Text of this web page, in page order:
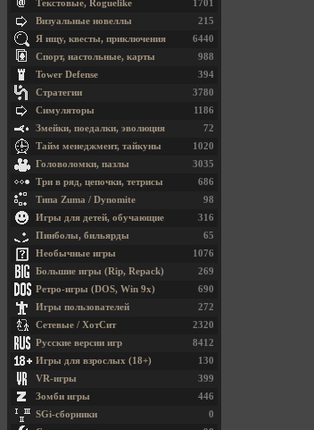
1701
Текстовые, Roguelike
215
Визуальные новеллы
6440
Я ищу, квесты, приключения
988
Спорт, настольные, карты
394
Tower Defense
3780
Стратегии
1186
Симуляторы
72
Змейки, поедалки, эволюция
1020
Тайм менеджмент, тайкуны
3035
Головоломки, пазлы
686
Три в ряд, цепочки, тетрисы
98
Типа Zuma / Dynomite
316
Игры для детей, обучающие
65
Пинболы, бильярды
1076
Необычные игры
269
Большие игры (Rip, Repack)
690
Ретро-игры (DOS, Win 9x)
272
Игры пользователей
2320
Сетевые / ХотСит
8412
Русские версии игр
130
Игры для взрослых (18+)
399
VR-игры
446
Зомби игры
0
SGi-сборники